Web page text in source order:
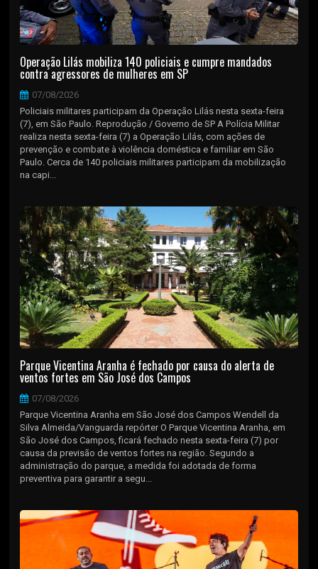
Operação Lilás mobiliza 140 policiais e cumpre mandados
contra agressores de mulheres em SP
07/08/2026
Policiais militares participam da Operação Lilás nesta sexta-feira
(7), em São Paulo. Reprodução / Governo de SP A Polícia Militar
realiza nesta sexta-feira (7) a Operação Lilás, com ações de
prevenção e combate à violência doméstica e familiar em São
Paulo. Cerca de 140 policiais militares participam da mobilização
na capi...
Parque Vicentina Aranha é fechado por causa do alerta de
ventos fortes em São José dos Campos
07/08/2026
Parque Vicentina Aranha em São José dos Campos Wendell da
Silva Almeida/Vanguarda repórter O Parque Vicentina Aranha, em
São José dos Campos, ficará fechado nesta sexta-feira (7) por
causa da previsão de ventos fortes na região. Segundo a
administração do parque, a medida foi adotada de forma
preventiva para garantir a segu...